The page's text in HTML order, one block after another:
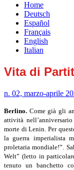
Home
Deutsch
Español
Français
English
Italian
Vita di
n. 02, marzo-aprile
Berlino. Come già gli
attività
morte di Lenin. Per
la guerra imperialista
proletaria mondiale!”.
Welt” (letto in
tenuto un banchetto